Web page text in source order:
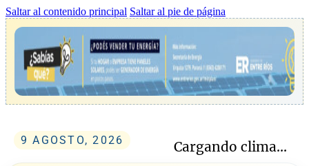
Saltar al contenido principal Saltar al pie de página
9 AGOSTO, 2026 Cargando clima...